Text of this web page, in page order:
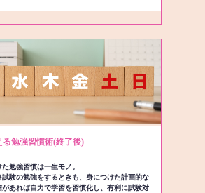
る勉強習慣術(終了後)
勉強習慣は一生モノ。
験の勉強をするときも、身につけた計画的な
あれば自力で学習を習慣化し、有利に試験対